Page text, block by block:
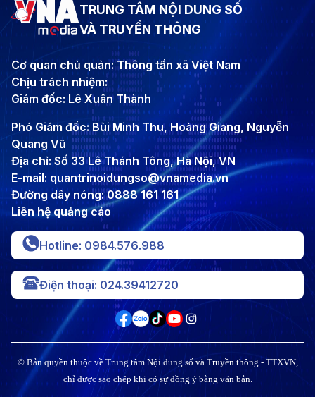
TRUNG TÂM NỘI DUNG SỐ
VÀ TRUYỀN THÔNG
Cơ quan chủ quản: Thông tấn xã Việt Nam
Chịu trách nhiệm:
Giám đốc: Lê Xuân Thành
Phó Giám đốc: Bùi Minh Thu, Hoàng Giang, Nguyễn
Quang Vũ
Địa chỉ: Số 33 Lê Thánh Tông, Hà Nội, VN
E-mail: quantrinoidungso@vnamedia.vn
Đường dây nóng: 0888 161 161
Liên hệ quảng cáo
Hotline: 0984.576.988
Điện thoại: 024.39412720
© Bản quyền thuộc về Trung tâm Nội dung số và Truyền thông - TTXVN,
chỉ được sao chép khi có sự đồng ý bằng văn bản.